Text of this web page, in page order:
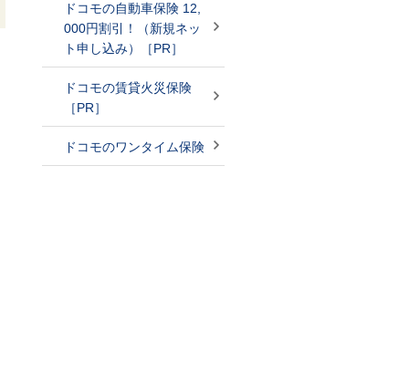
ドコモの自動車保険 12,
000円割引！（新規ネッ
ト申し込み）［PR］
ドコモの賃貸火災保険
［PR］
ドコモのワンタイム保険